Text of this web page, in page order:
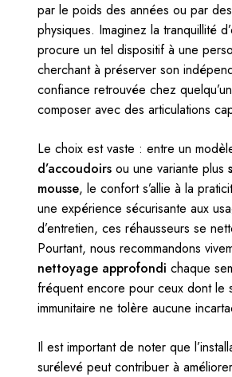
par le poids des années ou par
physiques. Imaginez la tranquillité
procure un tel dispositif à une
cherchant à préserver son
confiance retrouvée chez
composer avec des articulations
Le choix est vaste : entre un
d’accoudoirsou une variante plus
mousse, le confort s’allie à la
une expérience sécurisante aux
d’entretien, ces réhausseurs se
Pourtant, nous recommandons
nettoyage approfondi chaque
fréquent encore pour ceux dont le
immunitaire ne tolère aucune
Il est important de noter que
surélevé peut contribuer à